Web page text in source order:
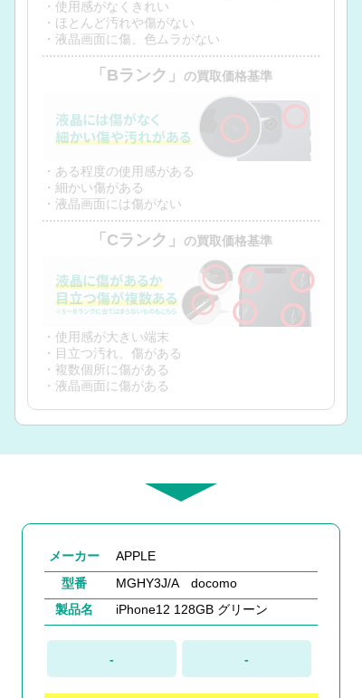
・使用感がなくきれい
・ほとんど汚れや傷がない
・液晶画面に傷、色ムラがない
「Bランク」 の買取価格基準
・ある程度の使用感がある
・細かい傷がある
・液晶画面には傷がない
「Cランク」 の買取価格基準
・使用感が大きい端末
・目立つ汚れ、傷がある
・複数個所に傷がある
・液晶画面に傷がある
メーカー
APPLE
型番
MGHY3J/A docomo
製品名
iPhone12 128GB グリーン
- -